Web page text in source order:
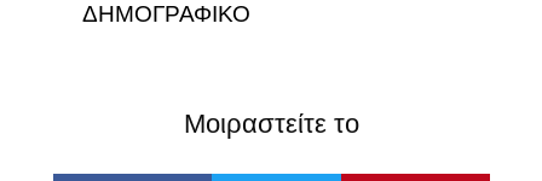
ΔΗΜΟΓΡΑΦΙΚΟ
Μοιραστείτε το